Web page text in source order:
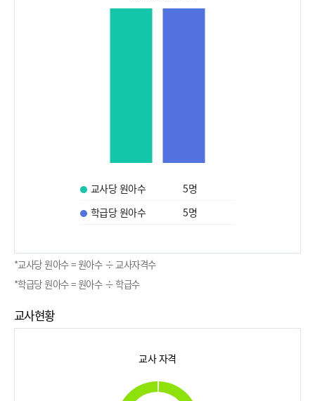
교사당 원아수 5명
학급당 원아수
5명
*교사당 원아수 = 원아수 ÷ 교사자격수
*학급당 원아수 = 원아수 ÷ 학급수
교사현황
교사 자격